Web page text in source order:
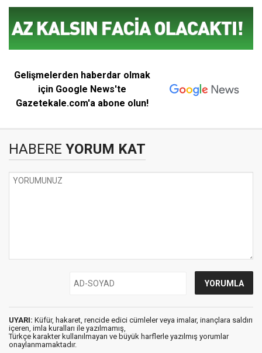
Gelişmelerden haberdar olmak
için Google News'te
Gazetekale.com'a abone olun!
HABERE YORUM KAT
UYARI: Küfür, hakaret, rencide edici cümleler veya imalar, inançlara saldırı
içeren, imla kuralları ile yazılmamış,
Türkçe karakter kullanılmayan ve büyük harflerle yazılmış yorumlar
onaylanmamaktadır.